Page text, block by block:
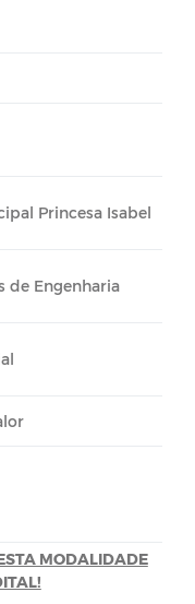
Princesa Isabel
de Engenharia
MODALIDADE